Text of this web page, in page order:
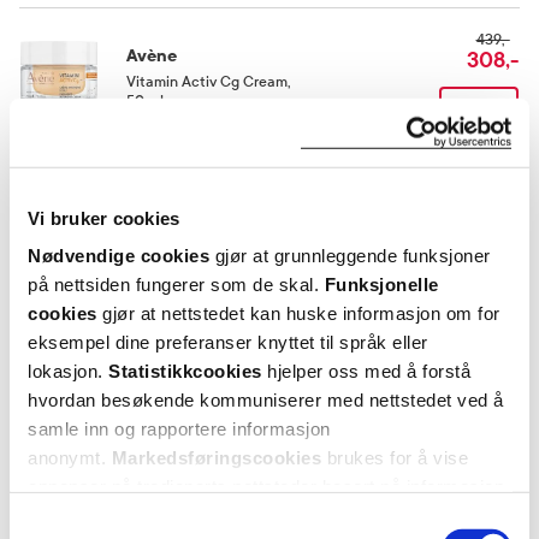
Vi bruker cookies
Nødvendige cookies gjør at grunnleggende funksjoner
på nettsiden fungerer som de skal. Funksjonelle
cookies gjør at nettstedet kan huske informasjon om for
eksempel dine preferanser knyttet til språk eller
lokasjon. Statistikkcookies hjelper oss med å forstå
hvordan besøkende kommuniserer med nettstedet ved å
samle inn og rapportere informasjon
anonymt. Markedsføringscookies brukes for å vise
Avène
Vitamin Activ Cg Cream
50 ml
439,-
308,-
ANDRE SER OGSÅ PÅ